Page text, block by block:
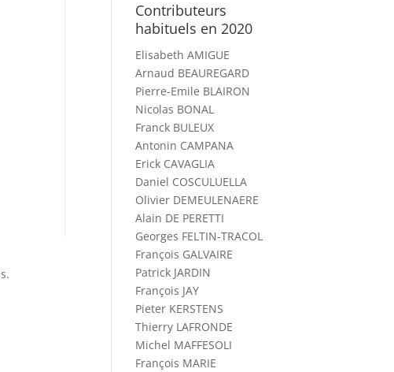
Contributeurs
habituels en 2020
Elisabeth AMIGUE
Arnaud BEAUREGARD
Pierre-Emile BLAIRON
Nicolas BONAL
Franck BULEUX
Antonin CAMPANA
Erick CAVAGLIA
Daniel COSCULUELLA
Olivier DEMEULENAERE
Alain DE PERETTI
Georges FELTIN-TRACOL
François GALVAIRE
Patrick JARDIN
François JAY
Pieter KERSTENS
Thierry LAFRONDE
Michel MAFFESOLI
François MARIE